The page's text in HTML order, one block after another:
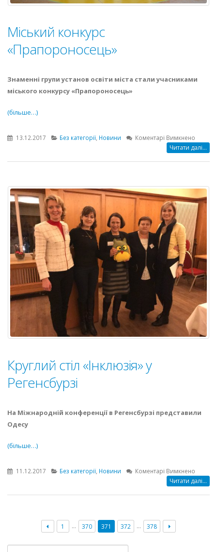
Міський конкурс
«Прапороносець»
Знаменні групи установ освіти міста стали учасниками
міського конкурсу «Прапороносець»
(більше…)
13.12.2017 Без категорії, Новини Коментарі Вимкнено
Читати далі...
Круглий стіл «Інклюзія» у
Регенсбурзі
На Міжнародній конференції в Регенсбурзі представили
Одесу
(більше…)
11.12.2017 Без категорії Новини Коментарі Вимкнено
Читати далі...
1 … 370 371 372 … 378